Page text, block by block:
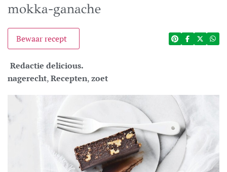
mokka-ganache
Bewaar recept
Redactie delicious.
nagerecht,Recepten,zoet